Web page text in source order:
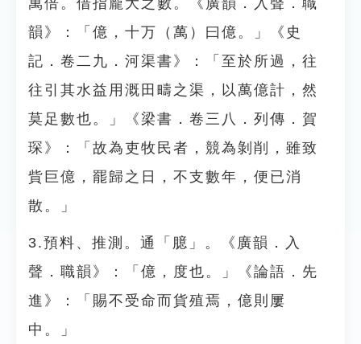
萬倍。借指龐大之數。《廣韻．入聲．職
韻》：「億，十万（萬）曰億。」《史
記．卷二九．河渠書》：「至於所過，往
往引其水益用溉田疇之渠，以萬億計，然
莫足數也。」《梁書．卷三八．列傳．賀
琛》：「故為吏牧民者，競為剝削，雖致
貲巨億，罷歸之日，不支數年，便已消
散。」
3.預料、推測。通「臆」。《廣韻．入
聲．職韻》：「億，度也。」《論語．先
進》：「賜不受命而貨殖焉，億則屢
中。」